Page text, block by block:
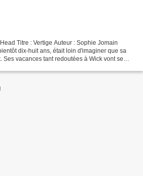
Titre : Vertige Auteur : Sophie Jomain
dix-huit ans, était loin d'imaginer que sa
Ses vacances tant redoutées à Wick vont se